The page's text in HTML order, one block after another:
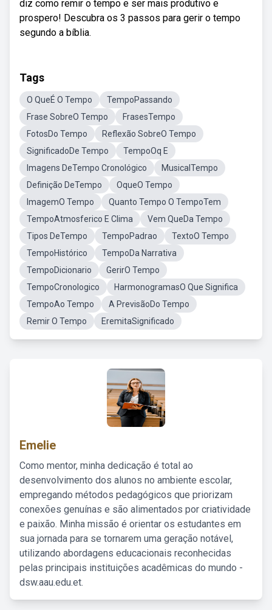
diz como remir o tempo e ser mais produtivo e
prospero! Descubra os 3 passos para gerir o tempo
segundo a bíblia.
Tags
O QueÉ O Tempo
TempoPassando
Frase SobreO Tempo
FrasesTempo
FotosDo Tempo
Reflexão SobreO Tempo
SignificadoDe Tempo
TempoOq E
Imagens DeTempo Cronológico
MusicalTempo
Definição DeTempo
OqueO Tempo
ImagemO Tempo
Quanto Tempo O TempoTem
TempoAtmosferico E Clima
Vem QueDa Tempo
Tipos DeTempo
TempoPadrao
TextoO Tempo
TempoHistórico
TempoDa Narrativa
TempoDicionario
GerirO Tempo
TempoCronologico
HarmonogramasO Que Significa
TempoAo Tempo
A PrevisãoDo Tempo
Remir O Tempo
EremitaSignificado
Emelie
Como mentor, minha dedicação é total ao
desenvolvimento dos alunos no ambiente escolar,
empregando métodos pedagógicos que priorizam
conexões genuínas e são alimentados por criatividade
e paixão. Minha missão é orientar os estudantes em
sua jornada para se tornarem uma geração notável,
utilizando abordagens educacionais reconhecidas
pelas principais instituições acadêmicas do mundo -
dsw.aau.edu.et.